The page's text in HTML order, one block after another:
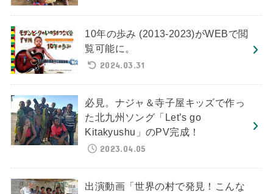
10年の歩み (2013-2023)がWEBで閲
覧可能に。
2024.03.31
必見。ナジャ＆寺子屋キッズで作っ
た北九州ソング「Let’s go
Kitakyushu」のPV完成！
2023.04.05
出演動画「世界の村で発見！こんな